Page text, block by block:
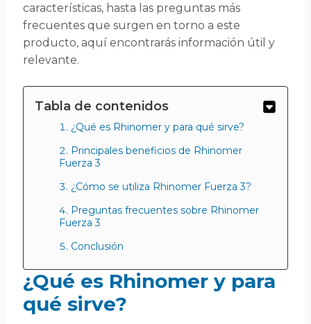
características, hasta las preguntas más
frecuentes que surgen en torno a este
producto, aquí encontrarás información útil y
relevante.
Tabla de contenidos
¿Qué es Rhinomer y para qué sirve?
Principales beneficios de Rhinomer
Fuerza 3
¿Cómo se utiliza Rhinomer Fuerza 3?
Preguntas frecuentes sobre Rhinomer
Fuerza 3
Conclusión
¿Qué es Rhinomer y para
qué sirve?